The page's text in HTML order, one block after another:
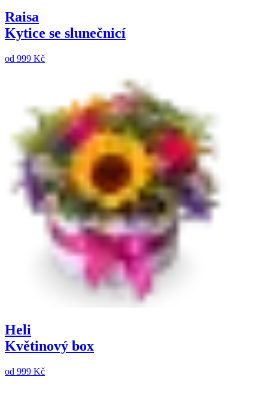
Raisa
Kytice se slunečnicí
od 999 Kč
Heli
Květinový box
od 999 Kč